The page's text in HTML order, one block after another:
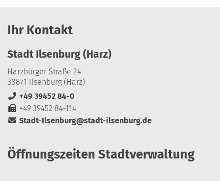
Ihr Kontakt
Stadt Ilsenburg (Harz)
Harzburger Straße 24
38871 Ilsenburg (Harz)
+49 39452 84-0
+49 39452 84-114
Stadt-Ilsenburg@stadt-ilsenburg.de
Öffnungszeiten Stadtverwaltung